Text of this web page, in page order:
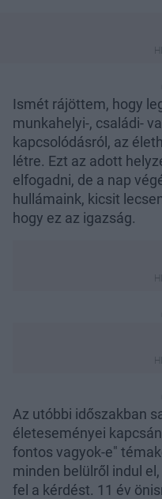
Ismét rájöttem, hogy
munkahelyi-, családi-
kapcsolódásról, az
létre. Ezt az adott
elfogadni, de a nap
hullámaink, kicsit
hogy ez az igazság.
Az utóbbi időszakban
életeseményei
fontos vagyok-e"
minden belülről indul
fel a kérdést. 11 év